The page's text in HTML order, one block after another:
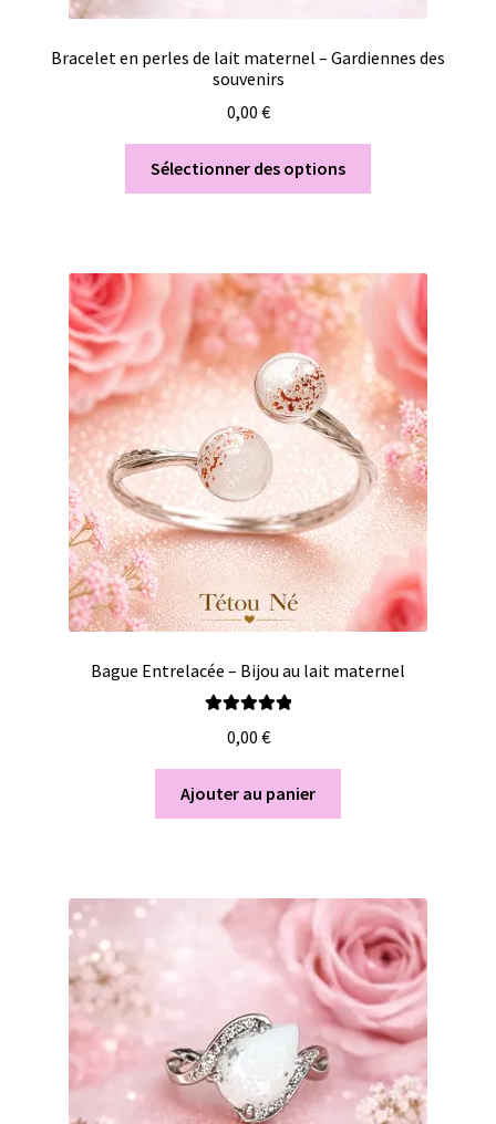
Bracelet en perles de lait maternel – Gardiennes des
souvenirs
0,00 €
Sélectionner des options
Bague Entrelacée – Bijou au lait maternel
0,00 €
Ajouter au panier